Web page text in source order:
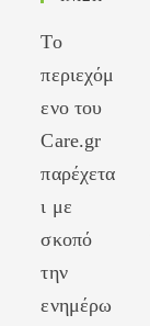
Το
περιεχόμ
ενο του
Care.gr
παρέχετα
ι με
σκοπό
την
ενημέρω